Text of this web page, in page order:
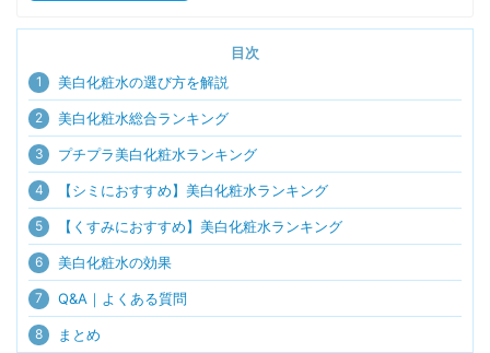
目次
1 美白化粧水の選び方を解説
2 美白化粧水総合ランキング
3 プチプラ美白化粧水ランキング
4 【シミにおすすめ】美白化粧水ランキング
5 【くすみにおすすめ】美白化粧水ランキング
6 美白化粧水の効果
7 Q&A｜よくある質問
8 まとめ